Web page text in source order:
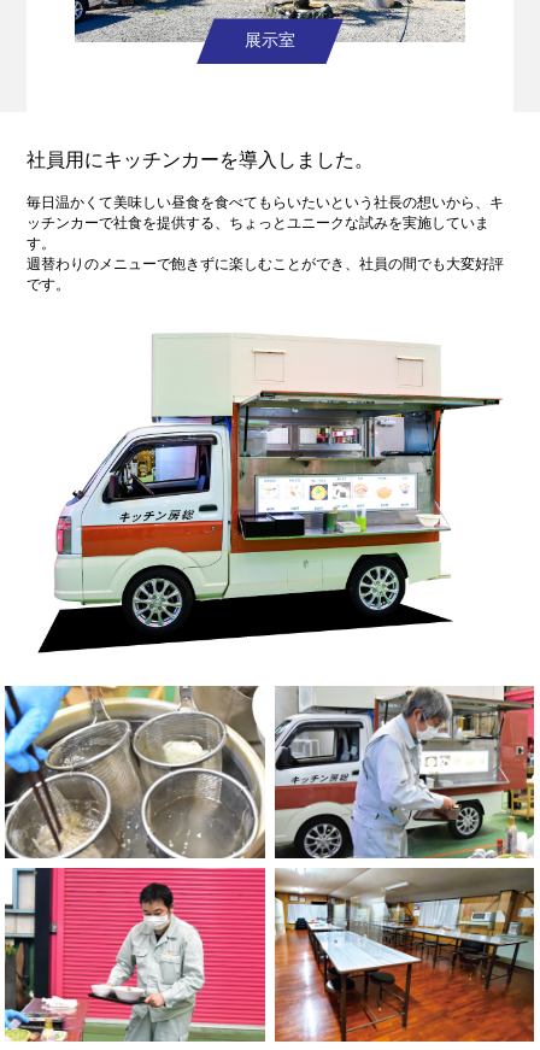
展示室
社員用にキッチンカーを導入しました。
毎日温かくて美味しい昼食を食べてもらいたいという社長の想いから、キ
ッチンカーで社食を提供する、ちょっとユニークな試みを実施していま
す。
週替わりのメニューで飽きずに楽しむことができ、社員の間でも大変好評
です。